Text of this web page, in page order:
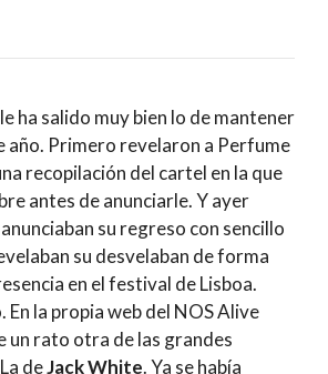
ha salido muy bien lo de mantener
año. Primero revelaron a Perfume
recopilación del cartel en la que
antes de anunciarle. Y ayer
su regreso con sencillo
su desvelaban de forma
en el festival de Lisboa.
En la propia web del NOS Alive
un rato otra de las grandes
deJack White. Ya se había